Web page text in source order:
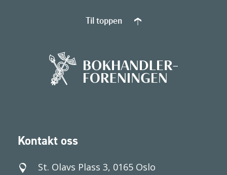
Kontakt oss
St. Olavs Plass 3, 0165 Oslo
Til toppen